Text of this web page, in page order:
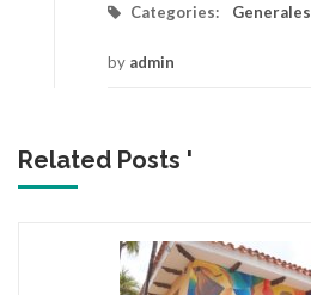
Categories: Generales
by admin
Related Posts '